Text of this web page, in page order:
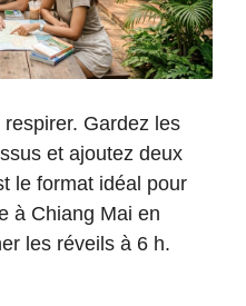
Gardez les
et ajoutez deux
le format idéal pour
à Chiang Mai en
les réveils à 6 h.